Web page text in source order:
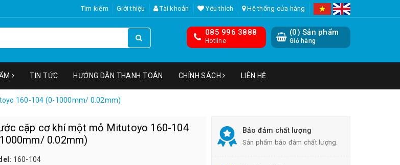
Tìm kiếm Giới thiệu Tài khoản Yêu thích Hệ thống cửa hàng
(0) Sản phẩm
Giỏ hàng
085 996 3888
Hotline
TIN TỨC HƯỚNG DẪN THANH TOÁN CHÍNH SÁCH LIÊN HỆ
160-104 (0-1000mm/ 0.02mm)
cặp cơ khí một mỏ Mitutoyo 160-104
0.02mm)
160-104
Bảo đảm chất lượng
Sản phẩm bảo đảm chất lượng.